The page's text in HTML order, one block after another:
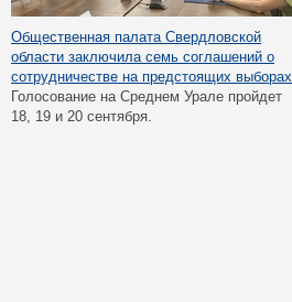
Общественная палата Свердловской
области заключила семь соглашений о
сотрудничестве на предстоящих выборах
Голосование на Среднем Урале пройдет
18, 19 и 20 сентября.